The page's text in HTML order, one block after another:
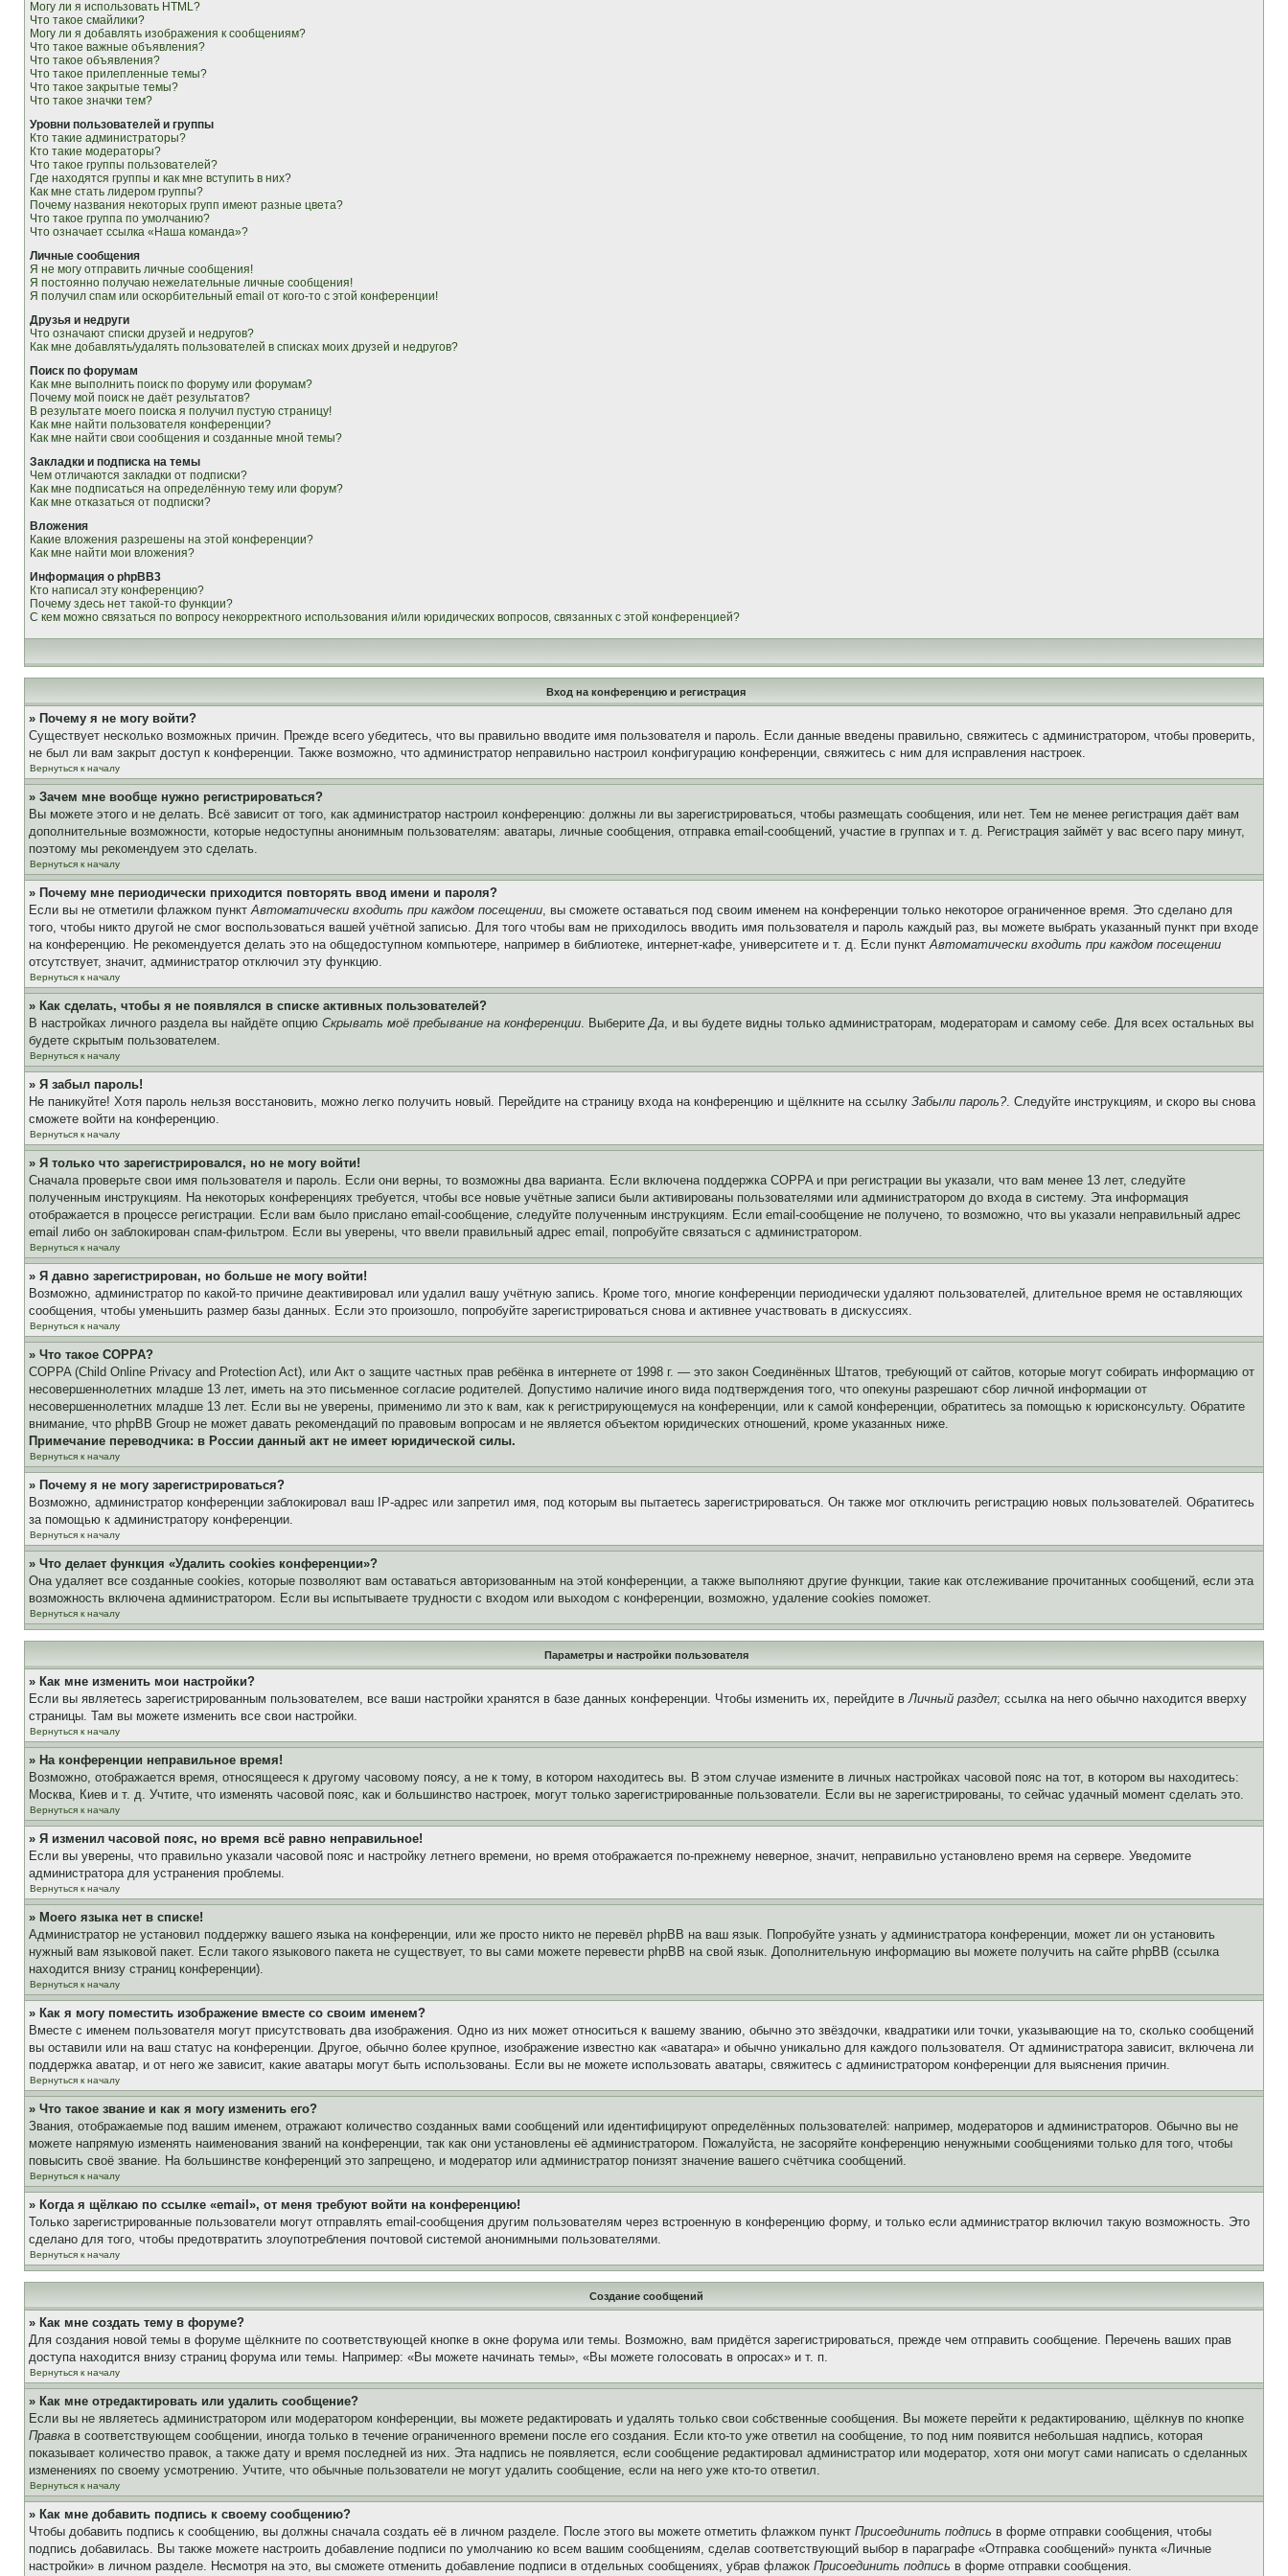
Могу ли я использовать HTML?
Что такое смайлики?
Могу ли я добавлять изображения к сообщениям?
Что такое важные объявления?
Что такое объявления?
Что такое прилепленные темы?
Что такое закрытые темы?
Что такое значки тем?
Уровни пользователей и группы
Кто такие администраторы?
Кто такие модераторы?
Что такое группы пользователей?
Где находятся группы и как мне вступить в них?
Как мне стать лидером группы?
Почему названия некоторых групп имеют разные цвета?
Что такое группа по умолчанию?
Что означает ссылка «Наша команда»?
Личные сообщения
Я не могу отправить личные сообщения!
Я постоянно получаю нежелательные личные сообщения!
Я получил спам или оскорбительный email от кого-то с этой конференции!
Друзья и недруги
Что означают списки друзей и недругов?
Как мне добавлять/удалять пользователей в списках моих друзей и недругов?
Поиск по форумам
Как мне выполнить поиск по форуму или форумам?
Почему мой поиск не даёт результатов?
В результате моего поиска я получил пустую страницу!
Как мне найти пользователя конференции?
Как мне найти свои сообщения и созданные мной темы?
Закладки и подписка на темы
Чем отличаются закладки от подписки?
Как мне подписаться на определённую тему или форум?
Как мне отказаться от подписки?
Вложения
Какие вложения разрешены на этой конференции?
Как мне найти мои вложения?
Информация о phpBB3
Кто написал эту конференцию?
Почему здесь нет такой-то функции?
С кем можно связаться по вопросу некорректного использования и/или юридических вопросов, связанных с этой конференцией?
Вход на конференцию и регистрация
» Почему я не могу войти?
Существует несколько возможных причин. Прежде всего убедитесь, что вы правильно вводите имя пользователя и пароль. Если данные введены правильно, свяжитесь с администратором, чтобы проверить,
не был ли вам закрыт доступ к конференции. Также возможно, что администратор неправильно настроил конфигурацию конференции, свяжитесь с ним для исправления настроек.
Вернуться к началу
» Зачем мне вообще нужно регистрироваться?
Вы можете этого и не делать. Всё зависит от того, как администратор настроил конференцию: должны ли вы зарегистрироваться, чтобы размещать сообщения, или нет. Тем не менее регистрация даёт вам
дополнительные возможности, которые недоступны анонимным пользователям: аватары, личные сообщения, отправка email-сообщений, участие в группах и т. д. Регистрация займёт у вас всего пару минут,
поэтому мы рекомендуем это сделать.
Вернуться к началу
» Почему мне периодически приходится повторять ввод имени и пароля?
Если вы не отметили флажком пунктАвтоматически входить при каждом посещении, вы сможете оставаться под своим именем на конференции только некоторое ограниченное время. Это сделано для
того, чтобы никто другой не смог воспользоваться вашей учётной записью. Для того чтобы вам не приходилось вводить имя пользователя и пароль каждый раз, вы можете выбрать указанный пункт при входе
на конференцию. Не рекомендуется делать это на общедоступном компьютере, например в библиотеке, интернет-кафе, университете и т. д. Если пунктАвтоматически входить при каждом посещении
отсутствует, значит, администратор отключил эту функцию.
Вернуться к началу
» Как сделать, чтобы я не появлялся в списке активных пользователей?
В настройках личного раздела вы найдёте опцию Скрывать моё пребывание на конференции. ВыберитеДа, и вы будете видны только администраторам, модераторам и самому себе. Для всех остальных вы
будете скрытым пользователем.
Вернуться к началу
» Я забыл пароль!
Не паникуйте! Хотя пароль нельзя восстановить, можно легко получить новый. Перейдите на страницу входа на конференцию и щёлкните на ссылку Забыли пароль?. Следуйте инструкциям, и скоро вы снова
сможете войти на конференцию.
Вернуться к началу
» Я только что зарегистрировался, но не могу войти!
Сначала проверьте свои имя пользователя и пароль. Если они верны, то возможны два варианта. Если включена поддержка COPPA и при регистрации вы указали, что вам менее 13 лет, следуйте
полученным инструкциям. На некоторых конференциях требуется, чтобы все новые учётные записи были активированы пользователями или администратором до входа в систему. Эта информация
отображается в процессе регистрации. Если вам было прислано email-сообщение, следуйте полученным инструкциям. Если email-сообщение не получено, то возможно, что вы указали неправильный адрес
email либо он заблокирован спам-фильтром. Если вы уверены, что ввели правильный адрес email, попробуйте связаться с администратором.
Вернуться к началу
» Я давно зарегистрирован, но больше не могу войти!
Возможно, администратор по какой-то причине деактивировал или удалил вашу учётную запись. Кроме того, многие конференции периодически удаляют пользователей, длительное время не оставляющих
сообщения, чтобы уменьшить размер базы данных. Если это произошло, попробуйте зарегистрироваться снова и активнее участвовать в дискуссиях.
Вернуться к началу
» Что такое COPPA?
COPPA (Child Online Privacy and Protection Act), или Акт о защите частных прав ребёнка в интернете от 1998 г. — это закон Соединённых Штатов, требующий от сайтов, которые могут собирать информацию от
несовершеннолетних младше 13 лет, иметь на это письменное согласие родителей. Допустимо наличие иного вида подтверждения того, что опекуны разрешают сбор личной информации от
несовершеннолетних младше 13 лет. Если вы не уверены, применимо ли это к вам, как к регистрирующемуся на конференции, или к самой конференции, обратитесь за помощью к юрисконсульту. Обратите
внимание, что phpBB Group не может давать рекомендаций по правовым вопросам и не является объектом юридических отношений, кроме указанных ниже.
Примечание переводчика: в России данный акт не имеет юридической силы.
Вернуться к началу
» Почему я не могу зарегистрироваться?
Возможно, администратор конференции заблокировал ваш IP-адрес или запретил имя, под которым вы пытаетесь зарегистрироваться. Он также мог отключить регистрацию новых пользователей. Обратитесь
за помощью к администратору конференции.
Вернуться к началу
» Что делает функция «Удалить cookies конференции»?
Она удаляет все созданные cookies, которые позволяют вам оставаться авторизованным на этой конференции, а также выполняют другие функции, такие как отслеживание прочитанных сообщений, если эта
возможность включена администратором. Если вы испытываете трудности с входом или выходом с конференции, возможно, удаление cookies поможет.
Вернуться к началу
Параметры и настройки пользователя
» Как мне изменить мои настройки?
Если вы являетесь зарегистрированным пользователем, все ваши настройки хранятся в базе данных конференции. Чтобы изменить их, перейдите вЛичный раздел; ссылка на него обычно находится вверху
страницы. Там вы можете изменить все свои настройки.
Вернуться к началу
» На конференции неправильное время!
Возможно, отображается время, относящееся к другому часовому поясу, а не к тому, в котором находитесь вы. В этом случае измените в личных настройках часовой пояс на тот, в котором вы находитесь:
Москва, Киев и т. д. Учтите, что изменять часовой пояс, как и большинство настроек, могут только зарегистрированные пользователи. Если вы не зарегистрированы, то сейчас удачный момент сделать это.
Вернуться к началу
» Я изменил часовой пояс, но время всё равно неправильное!
Если вы уверены, что правильно указали часовой пояс и настройку летнего времени, но время отображается по-прежнему неверное, значит, неправильно установлено время на сервере. Уведомите
администратора для устранения проблемы.
Вернуться к началу
» Моего языка нет в списке!
Администратор не установил поддержку вашего языка на конференции, или же просто никто не перевёл phpBB на ваш язык. Попробуйте узнать у администратора конференции, может ли он установить
нужный вам языковой пакет. Если такого языкового пакета не существует, то вы сами можете перевести phpBB на свой язык. Дополнительную информацию вы можете получить на сайте phpBB (ссылка
находится внизу страниц конференции).
Вернуться к началу
» Как я могу поместить изображение вместе со своим именем?
Вместе с именем пользователя могут присутствовать два изображения. Одно из них может относиться к вашему званию, обычно это звёздочки, квадратики или точки, указывающие на то, сколько сообщений
вы оставили или на ваш статус на конференции. Другое, обычно более крупное, изображение известно как «аватара» и обычно уникально для каждого пользователя. От администратора зависит, включена ли
поддержка аватар, и от него же зависит, какие аватары могут быть использованы. Если вы не можете использовать аватары, свяжитесь с администратором конференции для выяснения причин.
Вернуться к началу
» Что такое звание и как я могу изменить его?
Звания, отображаемые под вашим именем, отражают количество созданных вами сообщений или идентифицируют определённых пользователей: например, модераторов и администраторов. Обычно вы не
можете напрямую изменять наименования званий на конференции, так как они установлены её администратором. Пожалуйста, не засоряйте конференцию ненужными сообщениями только для того, чтобы
повысить своё звание. На большинстве конференций это запрещено, и модератор или администратор понизят значение вашего счётчика сообщений.
Вернуться к началу
» Когда я щёлкаю по ссылке «email», от меня требуют войти на конференцию!
Только зарегистрированные пользователи могут отправлять email-сообщения другим пользователям через встроенную в конференцию форму, и только если администратор включил такую возможность. Это
сделано для того, чтобы предотвратить злоупотребления почтовой системой анонимными пользователями.
Вернуться к началу
Создание сообщений
» Как мне создать тему в форуме?
Для создания новой темы в форуме щёлкните по соответствующей кнопке в окне форума или темы. Возможно, вам придётся зарегистрироваться, прежде чем отправить сообщение. Перечень ваших прав
доступа находится внизу страниц форума или темы. Например: «Вы можете начинать темы», «Вы можете голосовать в опросах» и т. п.
Вернуться к началу
» Как мне отредактировать или удалить сообщение?
Если вы не являетесь администратором или модератором конференции, вы можете редактировать и удалять только свои собственные сообщения. Вы можете перейти к редактированию, щёлкнув по кнопке
Правка в соответствующем сообщении, иногда только в течение ограниченного времени после его создания. Если кто-то уже ответил на сообщение, то под ним появится небольшая надпись, которая
показывает количество правок, а также дату и время последней из них. Эта надпись не появляется, если сообщение редактировал администратор или модератор, хотя они могут сами написать о сделанных
изменениях по своему усмотрению. Учтите, что обычные пользователи не могут удалить сообщение, если на него уже кто-то ответил.
Вернуться к началу
» Как мне добавить подпись к своему сообщению?
Чтобы добавить подпись к сообщению, вы должны сначала создать её в личном разделе. После этого вы можете отметить флажком пункт Присоединить подпись в форме отправки сообщения, чтобы
подпись добавилась. Вы также можете настроить добавление подписи по умолчанию ко всем вашим сообщениям, сделав соответствующий выбор в параграфе «Отправка сообщений» пункта «Личные
настройки» в личном разделе. Несмотря на это, вы сможете отменить добавление подписи в отдельных сообщениях, убрав флажок Присоединить подпись в форме отправки сообщения.